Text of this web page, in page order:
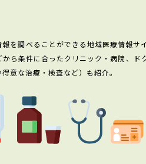
を調べることができる地域医療情報サイ
条件に合ったクリニック・病院、ド
意な治療・検査など）も紹介。